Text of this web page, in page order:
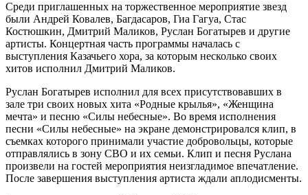
Среди приглашенных на торжественное мероприятие звезд
были Андрей Ковалев, Багдасаров, Гиа Гагуа, Стас
Костюшкин, Дмитрий Маликов, Руслан Богатырев и другие
артисты. Концертная часть программы началась с
выступления Казачьего хора, за которым несколько своих
хитов исполнил Дмитрий Маликов.
Руслан Богатырев исполнил для всех присутствовавших в
зале три своих новых хита «Родные крылья», «Женщина
мечта» и песню «Силы небесные». Во время исполнения
песни «Силы небесные» на экране демонстрировался клип, в
съемках которого принимали участие добровольцы, которые
отправлялись в зону СВО и их семьи. Клип и песня Руслана
произвели на гостей мероприятия неизгладимое впечатление.
После завершения выступления артиста ждали аплодисменты.